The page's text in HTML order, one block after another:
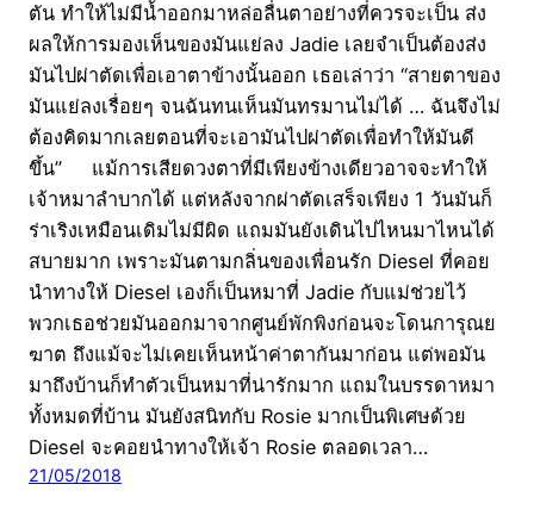
ตัน ทำให้ไม่มีน้ำออกมาหล่อลื่นตาอย่างที่ควรจะเป็น ส่ง
ผลให้การมองเห็นของมันแย่ลง Jadie เลยจำเป็นต้องส่ง
มันไปผ่าตัดเพื่อเอาตาข้างนั้นออก เธอเล่าว่า “สายตาของ
มันแย่ลงเรื่อยๆ จนฉันทนเห็นมันทรมานไม่ได้ … ฉันจึงไม่
ต้องคิดมากเลยตอนที่จะเอามันไปผ่าตัดเพื่อทำให้มันดี
ขึ้น” แม้การเสียดวงตาที่มีเพียงข้างเดียวอาจจะทำให้
เจ้าหมาลำบากได้ แต่หลังจากผ่าตัดเสร็จเพียง 1 วันมันก็
ร่าเริงเหมือนเดิมไม่มีผิด แถมมันยังเดินไปไหนมาไหนได้
สบายมาก เพราะมันตามกลิ่นของเพื่อนรัก Diesel ที่คอย
นำทางให้ Diesel เองก็เป็นหมาที่ Jadie กับแม่ช่วยไว้
พวกเธอช่วยมันออกมาจากศูนย์พักพิงก่อนจะโดนการุณย
ฆาต ถึงแม้จะไม่เคยเห็นหน้าค่าตากันมาก่อน แต่พอมัน
มาถึงบ้านก็ทำตัวเป็นหมาที่น่ารักมาก แถมในบรรดาหมา
ทั้งหมดที่บ้าน มันยังสนิทกับ Rosie มากเป็นพิเศษด้วย
Diesel จะคอยนำทางให้เจ้า Rosie ตลอดเวลา…
21/05/2018